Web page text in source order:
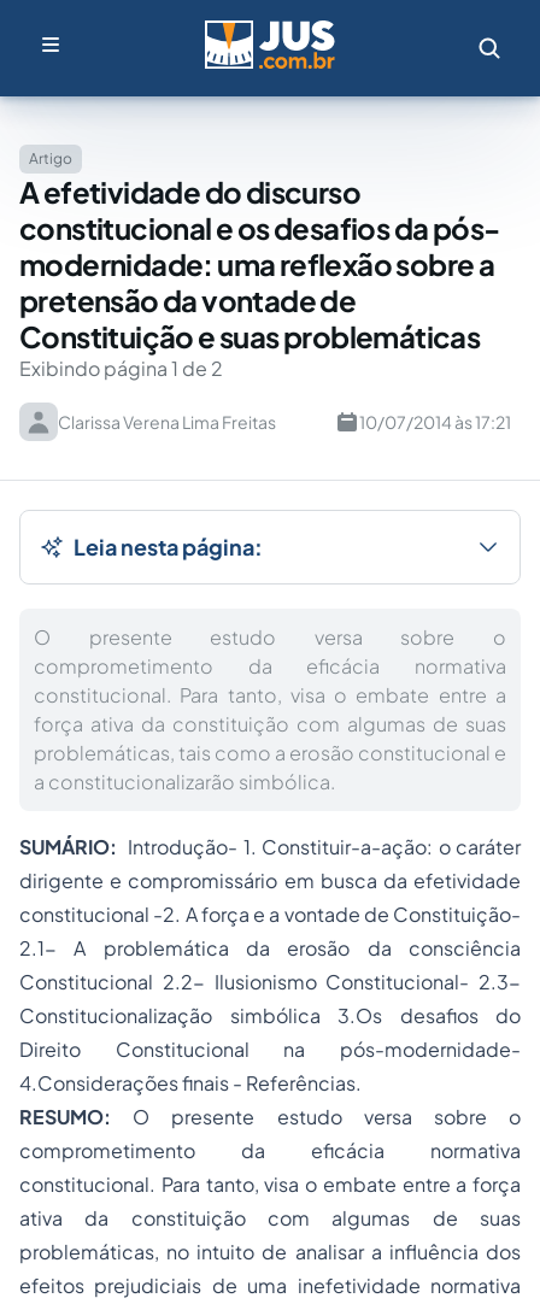
Artigo
A efetividade do discurso
constitucional e os desafios da pós-
modernidade: uma reflexão sobre a
pretensão da vontade de
Constituição e suas problemáticas
Exibindo página 1 de 2
Clarissa Verena Lima Freitas 10/07/2014 às 17:21
Leia nesta página:
O presente estudo versa sobre o
comprometimento da eficácia normativa
constitucional. Para tanto, visa o embate entre a
força ativa da constituição com algumas de suas
problemáticas, tais como a erosão constitucional e
a constitucionalizarão simbólica.
SUMÁRIO: Introdução- 1. Constituir-a-ação: o caráter
dirigente e compromissário em busca da efetividade
constitucional -2. A força e a vontade de Constituição-
2.1- A problemática da erosão da consciência
Constitucional 2.2- Ilusionismo Constitucional- 2.3-
Constitucionalização simbólica 3.Os desafios do
Direito Constitucional na pós-modernidade-
4.Considerações finais - Referências.
RESUMO: O presente estudo versa sobre o
comprometimento da eficácia normativa
constitucional. Para tanto, visa o embate entre a força
ativa da constituição com algumas de suas
problemáticas, no intuito de analisar a influência dos
efeitos prejudiciais de uma inefetividade normativa